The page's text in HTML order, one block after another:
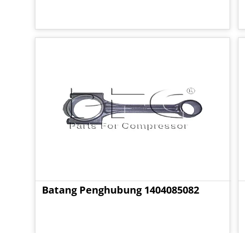
Batang Penghubung 1404085082